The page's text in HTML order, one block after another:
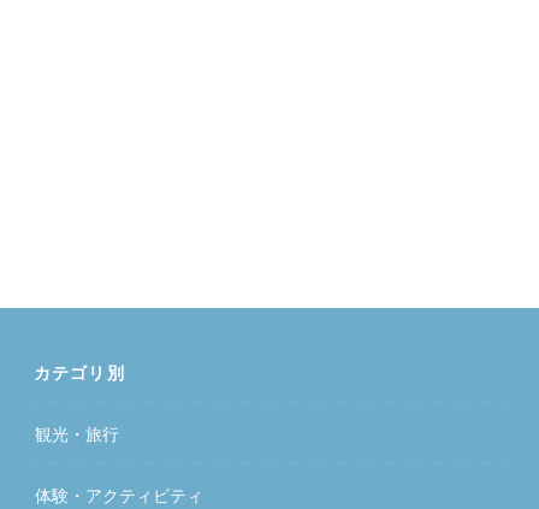
カテゴリ別
観光・旅行
体験・アクティビティ